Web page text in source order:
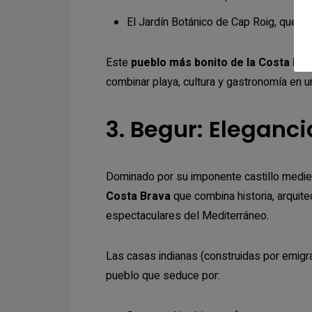
El Jardín Botánico de Cap Roig, que
Este pueblo más bonito de la Costa
combinar playa, cultura y gastronomía en
3. Begur:
Dominado por su imponente castillo
Costa Brava que combina historia,
espectaculares del Mediterráneo.
Las casas indianas (construidas por
pueblo que seduce por: